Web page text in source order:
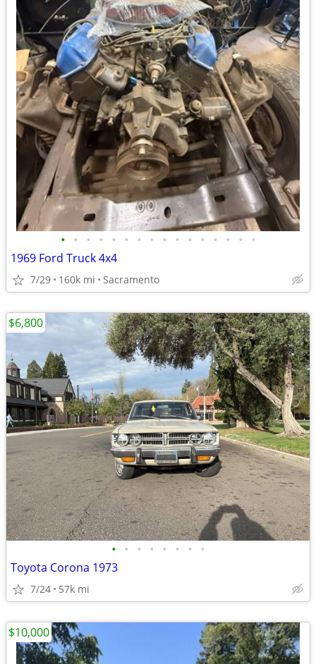
• • • • • • • • • • • • • • • •
1969 Ford Truck 4x4
7/29 160k mi Sacramento
• • • • • • • •
Toyota Corona 1973
7/24 57k mi
$6,800
$10,000